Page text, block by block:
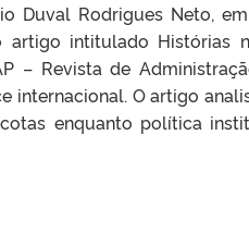
Duval Rodrigues Neto,
artigo intitulado Histórias
– Revista de
internacional. O artigo
enquanto política